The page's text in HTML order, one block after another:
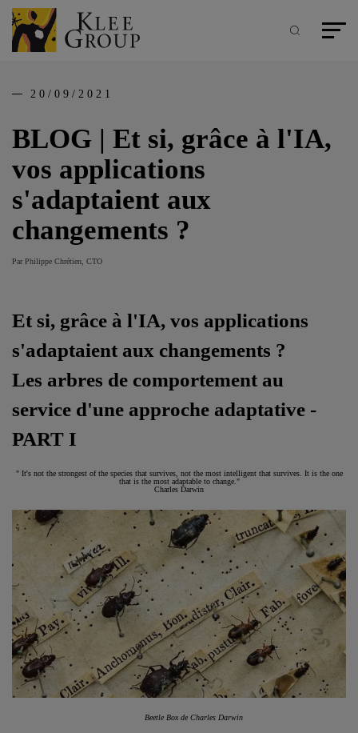
Aller
au
contenu
principal
Recherche
Menu
BLOG | Et si, grâce à l'IA,
vos applications
s'adaptaient aux
changements ?
20/09/2021
Par Philippe Chrétien, CTO
Et si, grâce à l'IA, vos applications
s'adaptaient aux changements ?
Les arbres de comportement au
service d'une approche adaptative -
PART I
" It's not the strongest of the species that survives, not the most intelligent that survives. It is the one
that is the most adaptable to change."
Charles Darwin
Beetle Box de Charles Darwin